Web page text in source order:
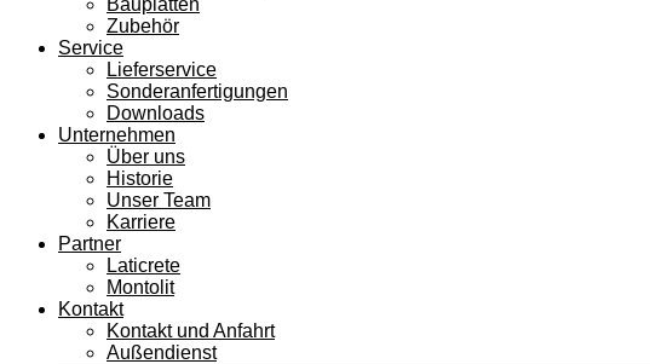
Bauplatten
Zubehör
Service
Lieferservice
Sonderanfertigungen
Downloads
Unternehmen
Über uns
Historie
Unser Team
Karriere
Partner
Laticrete
Montolit
Kontakt
Kontakt und Anfahrt
Außendienst